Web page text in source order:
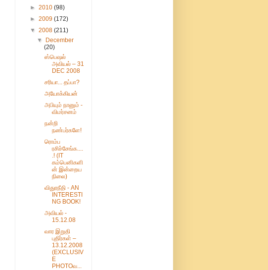
► 2010 (98)
► 2009 (172)
▼ 2008 (211)
▼
December
(20)
ஸ்பெஷல்
அவியல் – 31
DEC 2008
சரியா... தப்பா?
அயோக்கியன்
அபியும் நானும் -
விமர்சனம்
நன்றி
நண்பர்களே!
ரொம்ப
ரசிச்சேங்க....
.! (IT
கம்பெனிகளி
ன் இன்றைய
நிலை)
விதுரநீதி - AN
INTERESTI
NG BOOK!
அவியல் -
15.12.08
வார இறுதி
புதிர்கள் –
13.12.2008
(EXCLUSIV
E
PHOTOவ...